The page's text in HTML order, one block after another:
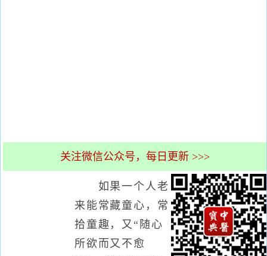
关注微信公众号，每日更新 >>>
如果一个人老
来能常藏童心，常
拾童趣，又“随心
所欲而又不愈